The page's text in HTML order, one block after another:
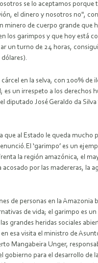
se lo aceptamos porque
el dinero y nosotros no",
minero de cuerpo grande que
los garimpos y que hoy está
un turno de 24 horas,
en la selva, con 100% de
es un irrespeto a los derechos
diputado José Geraldo da
que al Estado le queda mucho
‘garimpo’ es un
la región amazónica, el
por las madereras, la
de personas en la Amazonia
de vida; el garimpo es
grandes heridas sociales
esa visita el ministro de
Mangabeira Unger,
gobierno para el desarrollo de